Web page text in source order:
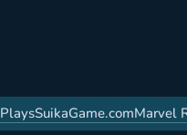
PlaysSuikaGame.comMarvel